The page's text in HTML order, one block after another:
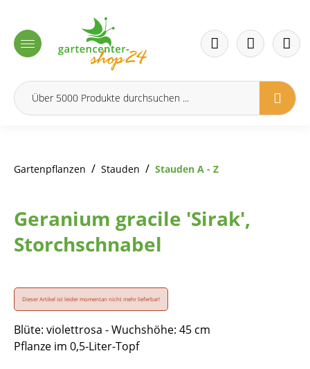
Gartenpflanzen / Stauden / Stauden A - Z
Geranium gracile 'Sirak',
Storchschnabel
Dieser Artikel ist leider momentan nicht mehr lieferbar!
Blüte: violettrosa - Wuchshöhe: 45 cm
Pflanze im 0,5-Liter-Topf